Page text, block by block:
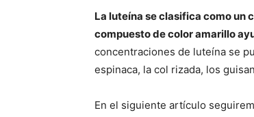
La luteína se clasifica como un
compuesto de color amarillo
concentraciones de luteína se
espinaca, la col rizada, los
En el siguiente artículo